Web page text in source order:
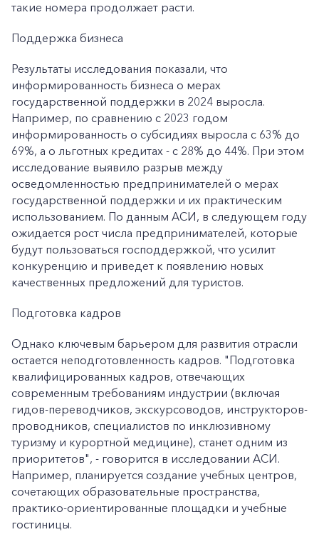
+7-800-700-24-57
Заказать обратный звонок
такие номера продолжает расти.
Поддержка бизнеса
Результаты исследования показали, что
информированность бизнеса о мерах
государственной поддержки в 2024 выросла.
Например, по сравнению с 2023 годом
информированность о субсидиях выросла с 63% до
69%, а о льготных кредитах - с 28% до 44%. При этом
исследование выявило разрыв между
осведомленностью предпринимателей о мерах
государственной поддержки и их практическим
использованием. По данным АСИ, в следующем году
ожидается рост числа предпринимателей, которые
будут пользоваться господдержкой, что усилит
конкуренцию и приведет к появлению новых
качественных предложений для туристов.
Подготовка кадров
Однако ключевым барьером для развития отрасли
остается неподготовленность кадров. "Подготовка
квалифицированных кадров, отвечающих
современным требованиям индустрии (включая
гидов-переводчиков, экскурсоводов, инструкторов-
проводников, специалистов по инклюзивному
туризму и курортной медицине), станет одним из
приоритетов", - говорится в исследовании АСИ.
Например, планируется создание учебных центров,
сочетающих образовательные пространства,
практико-ориентированные площадки и учебные
гостиницы.